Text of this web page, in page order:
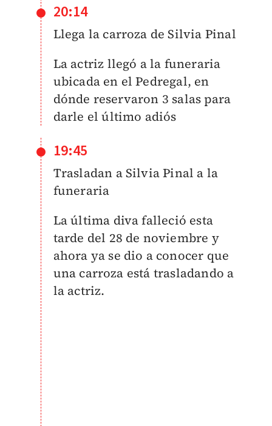
20:14
Llega la carroza de Silvia Pinal
La actriz llegó a la funeraria
ubicada en el Pedregal, en
dónde reservaron 3 salas para
darle el último adiós
19:45
Trasladan a Silvia Pinal a la
funeraria
La última diva falleció esta
tarde del 28 de noviembre y
ahora ya se dio a conocer que
una carroza está trasladando a
la actriz.